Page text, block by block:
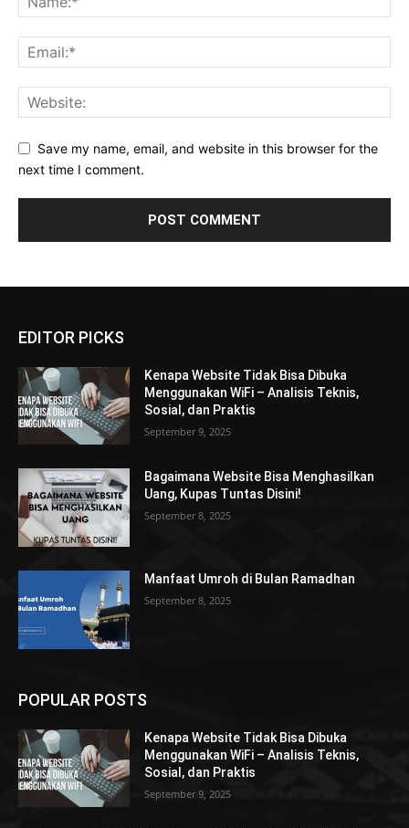
Save my name, email, and website in this browser for the
next time I comment.
EDITOR PICKS
Kenapa Website Tidak Bisa Dibuka
Menggunakan WiFi – Analisis Teknis,
Sosial, dan Praktis
September 9, 2025
Bagaimana Website Bisa Menghasilkan
Uang, Kupas Tuntas Disini!
September 8, 2025
Manfaat Umroh di Bulan Ramadhan
September 8, 2025
POPULAR POSTS
Kenapa Website Tidak Bisa Dibuka
Menggunakan WiFi – Analisis Teknis,
Sosial, dan Praktis
September 9, 2025